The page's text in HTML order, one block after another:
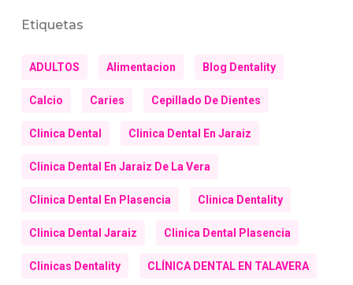
Etiquetas
ADULTOS Alimentacion Blog Dentality
Calcio Caries Cepillado De Dientes
Clinica Dental Clinica Dental En Jaraiz
Clinica Dental En Jaraiz De La Vera
Clinica Dental En Plasencia Clinica Dentality
Clinica Dental Jaraiz Clinica Dental Plasencia
Clinicas Dentality CLÍNICA DENTAL EN TALAVERA